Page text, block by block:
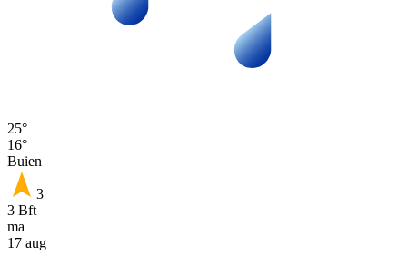
25°
16°
Buien
3
3 Bft
ma
17 aug